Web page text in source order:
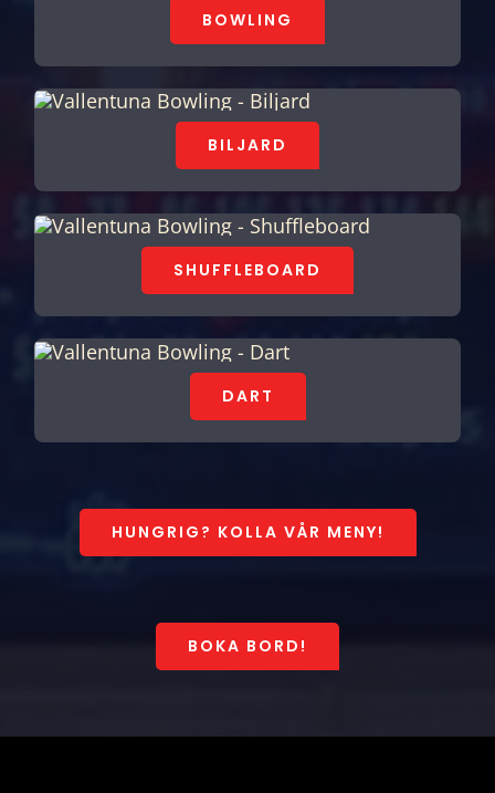
BOWLING
BILJARD
SHUFFLEBOARD
DART
HUNGRIG? KOLLA VÅR MENY!
BOKA BORD!